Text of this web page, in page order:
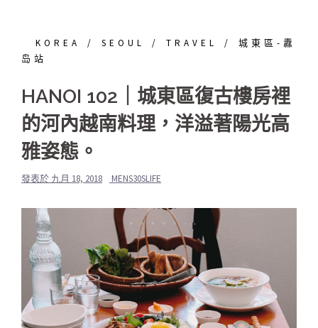
KOREA SEOUL TRAVEL
城東區-纛
岛站
HANOI 102｜城東區復古樓房裡
的河內越南料理，洋溢著陽光高
雅姿態。
發表於 九月 18, 2018 MENS30SLIFE